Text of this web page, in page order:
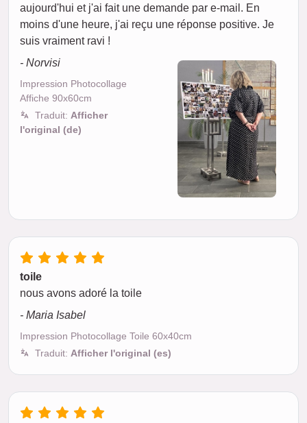
aujourd'hui et j'ai fait une demande par e-mail. En
moins d'une heure, j'ai reçu une réponse positive. Je
suis vraiment ravi !
- Norvisi
Impression Photocollage
Affiche 90x60cm
Traduit: Afficher
l'original (de)
toile
nous avons adoré la toile
- Maria Isabel
Impression Photocollage Toile 60x40cm
Traduit: Afficher l'original (es)